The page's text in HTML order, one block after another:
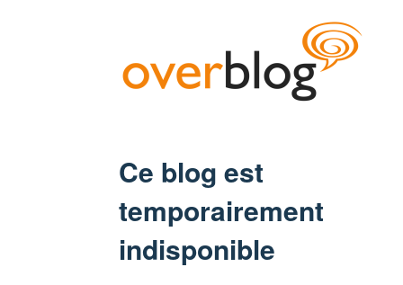
Ce blog est
temporairement
indisponible